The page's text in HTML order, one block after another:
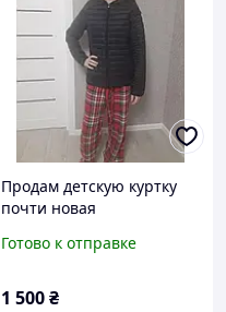
Продам детскую куртку
почти новая
Готово к отправке
1 500₴